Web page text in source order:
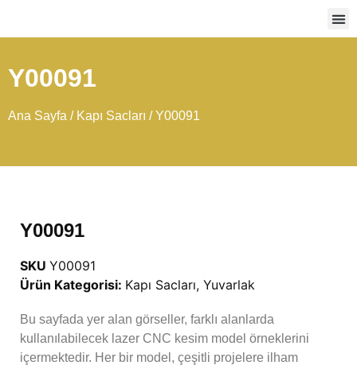
Y00091
Ana Sayfa / Kapı Sacları / Y00091
Y00091
SKU Y00091
Ürün Kategorisi: Kapı Sacları, Yuvarlak
Bu sayfada yer alan görseller, farklı alanlarda
kullanılabilecek lazer CNC kesim model örneklerini
içermektedir. Her bir model, çeşitli projelere ilham